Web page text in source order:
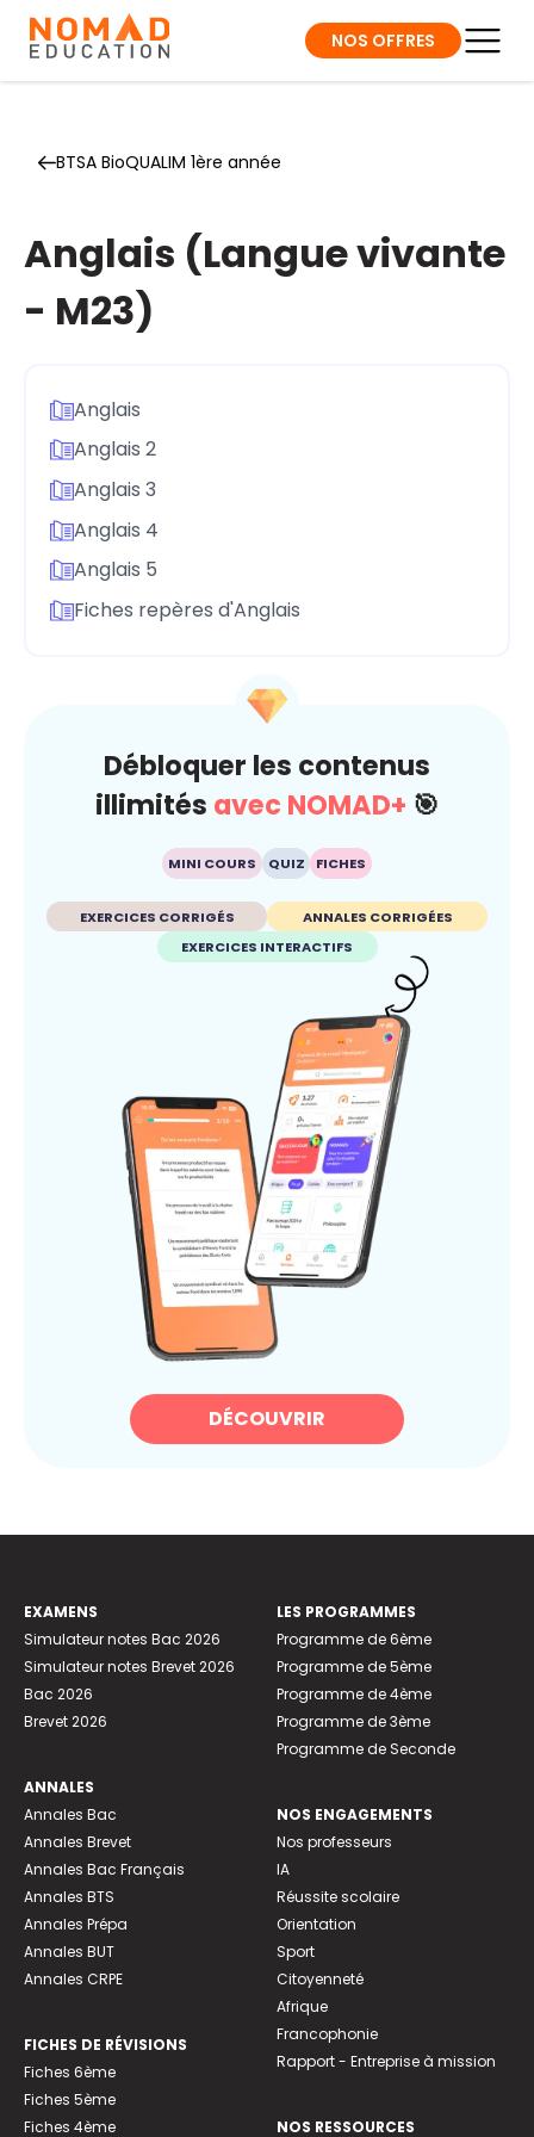
NOS OFFRES
BTSA BioQUALIM 1ère année
Anglais (Langue vivante
- M23)
Anglais
Anglais 2
Anglais 3
Anglais 4
Anglais 5
Fiches repères d'Anglais
Débloquer les contenus
illimités avec NOMAD+ 🎯
MINI COURS QUIZ FICHES
EXERCICES CORRIGÉS
ANNALES CORRIGÉES
EXERCICES INTERACTIFS
DÉCOUVRIR
EXAMENS
Simulateur notes Bac 2026
Simulateur notes Brevet 2026
Bac 2026
Brevet 2026
ANNALES
Annales Bac
Annales Brevet
Annales Bac Français
Annales BTS
Annales Prépa
Annales BUT
Annales CRPE
FICHES DE RÉVISIONS
Fiches 6ème
Fiches 5ème
Fiches 4ème
LES PROGRAMMES
Programme de 6ème
Programme de 5ème
Programme de 4ème
Programme de 3ème
Programme de Seconde
NOS ENGAGEMENTS
Nos professeurs
IA
Réussite scolaire
Orientation
Sport
Citoyenneté
Afrique
Francophonie
Rapport - Entreprise à mission
NOS RESSOURCES